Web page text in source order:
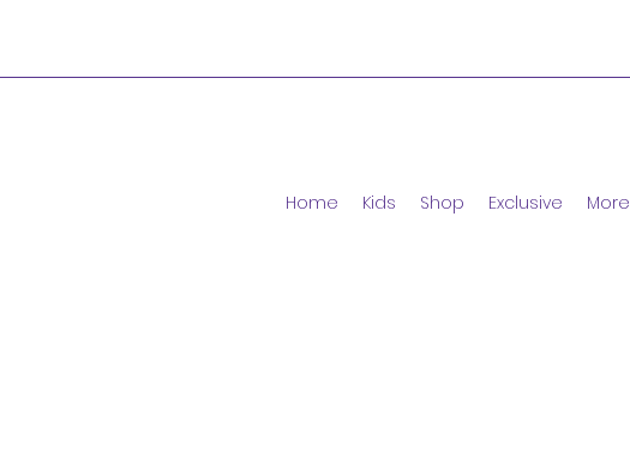
Home Kids Shop Exclusive More